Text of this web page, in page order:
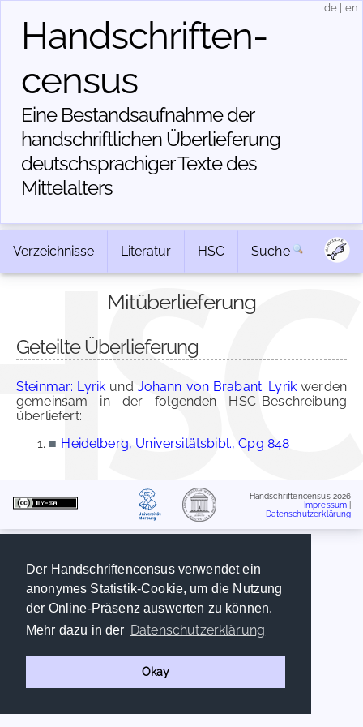
Der Handschriftencensus verwendet ein
anonymes Statistik-Cookie, um die Nutzung
der Online-Präsenz auswerten zu können.
Mehr dazu in der Datenschutzerklärung
Okay
Handschriften­
census
Eine Bestandsaufnahme der
handschriftlichen Über­lieferung
deutschsprachiger Texte des
Mittelalters
de en
Verzeichnisse Literatur HSC Suche
Mitüberlieferung
Geteilte Überlieferung
Steinmar: Lyrik und Johann von Brabant: Lyrik werden
gemeinsam in der folgenden HSC-Beschreibung
überliefert:
■ Heidelberg, Universitätsbibl., Cpg 848
Handschriftencensus 2026
Impressum
Datenschutzerklärung